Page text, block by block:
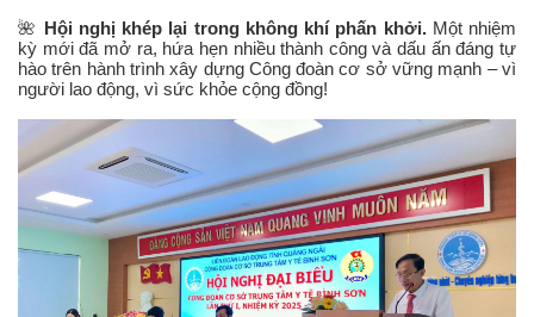
🌺 Hội nghị khép lại trong không khí phấn khởi.Một nhiệm
kỳ mới đã mở ra, hứa hẹn nhiều thành công và dấu ấn đáng tự
hào trên hành trình xây dựng Công đoàn cơ sở vững mạnh – vì
người lao động, vì sức khỏe cộng đồng!